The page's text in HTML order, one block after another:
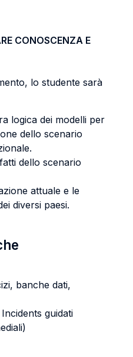
CONOSCENZA E
lo studente sarà
logica dei modelli per
dello scenario
dello scenario
attuale e le
diversi paesi.
banche dati,
guidati